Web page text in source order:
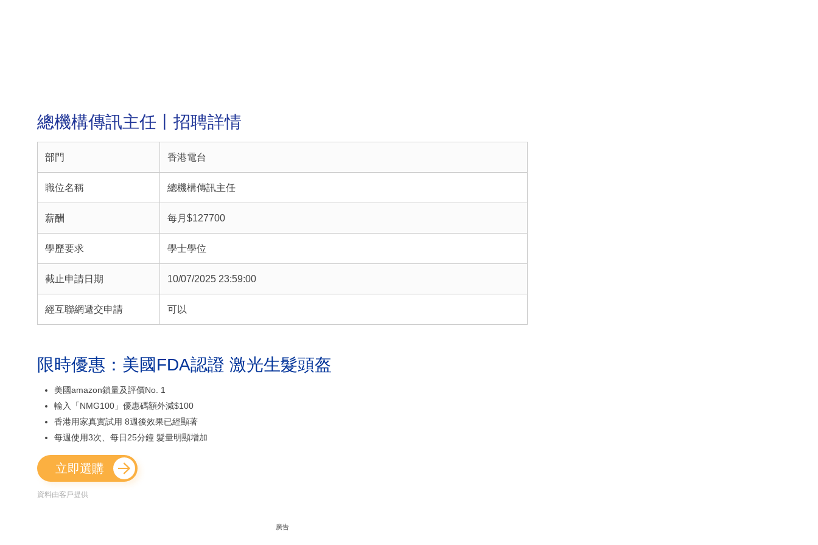
總機構傳訊主任丨招聘詳情
部門 香港電台
職位名稱 總機構傳訊主任
薪酬 每月$127700
學歷要求 學士學位
截止申請日期 10/07/2025 23:59:00
經互聯網遞交申請 可以
限時優惠：美國FDA認證 激光生髮頭盔
美國amazon鎖量及評價No. 1
輸入「NMG100」優惠碼額外減$100
香港用家真實試用 8週後效果已經顯著
每週使用3次、每日25分鐘 髮量明顯增加
立即選購
資料由客戶提供
廣告